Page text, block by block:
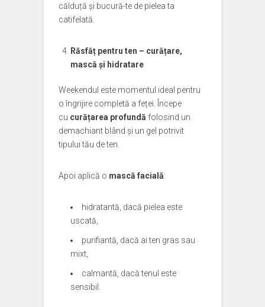
călduță și bucură-te de pielea ta
catifelată.
Răsfăț pentru ten – curățare,
mască și hidratare
Weekendul este momentul ideal pentru
o îngrijire completă a feței. Începe
cu curățarea profundă folosind un
demachiant blând și un gel potrivit
tipului tău de ten.
Apoi aplică o mască facială:
hidratantă, dacă pielea este
uscată,
purifiantă, dacă ai ten gras sau
mixt,
calmantă, dacă tenul este
sensibil.